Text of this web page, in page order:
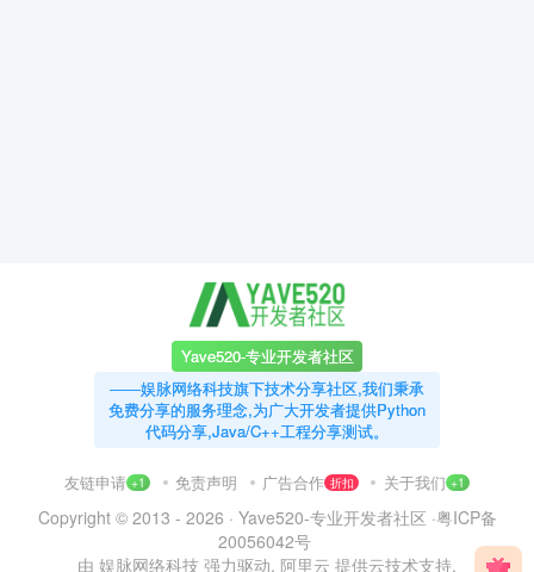
Yave520-专业开发者社区
——娱脉网络科技旗下技术分享社区,我们秉承
免费分享的服务理念,为广大开发者提供Python
代码分享,Java/C++工程分享测试。
友链申请 +1 免责声明 广告合作 折扣 关于我们 +1
Copyright © 2013 - 2026 · Yave520-专业开发者社区 ·粤ICP备
20056042号
由 娱脉网络科技 强力驱动. 阿里云 提供云技术支持.